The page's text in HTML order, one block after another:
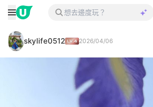
skylife0512 2026/04/06